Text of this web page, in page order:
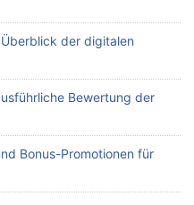
der digitalen
Bewertung der
Bonus-Promotionen für